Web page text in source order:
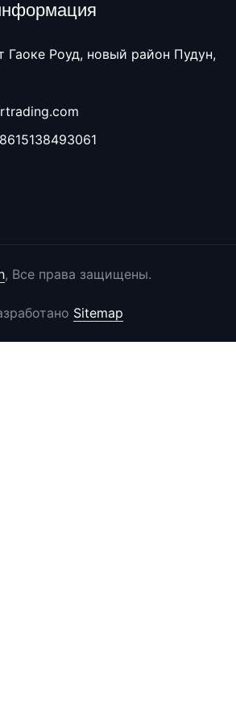
Гаоке Роуд, новый район Пудун,
, Все права защищены.
Sitemap